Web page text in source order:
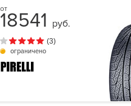
18541 руб.
(3)
ограничено